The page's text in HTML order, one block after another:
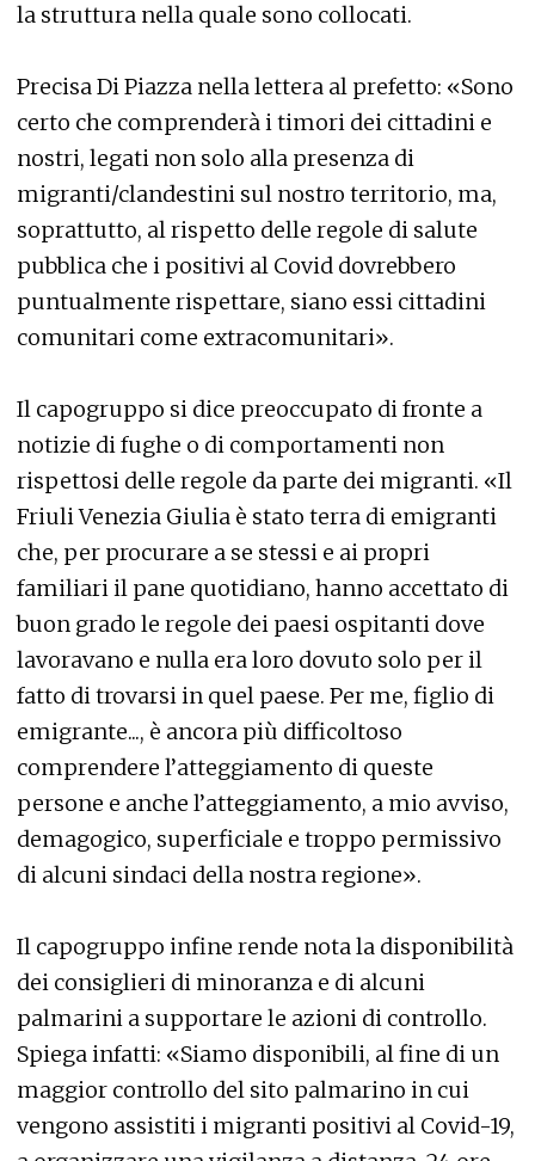
la struttura nella quale sono collocati.
Precisa Di Piazza nella lettera al prefetto: «Sono
certo che comprenderà i timori dei cittadini e
nostri, legati non solo alla presenza di
migranti/clandestini sul nostro territorio, ma,
soprattutto, al rispetto delle regole di salute
pubblica che i positivi al Covid dovrebbero
puntualmente rispettare, siano essi cittadini
comunitari come extracomunitari».
Il capogruppo si dice preoccupato di fronte a
notizie di fughe o di comportamenti non
rispettosi delle regole da parte dei migranti. «Il
Friuli Venezia Giulia è stato terra di emigranti
che, per procurare a se stessi e ai propri
familiari il pane quotidiano, hanno accettato di
buon grado le regole dei paesi ospitanti dove
lavoravano e nulla era loro dovuto solo per il
fatto di trovarsi in quel paese. Per me, figlio di
emigrante..., è ancora più difficoltoso
comprendere l’atteggiamento di queste
persone e anche l’atteggiamento, a mio avviso,
demagogico, superficiale e troppo permissivo
di alcuni sindaci della nostra regione».
Il capogruppo infine rende nota la disponibilità
dei consiglieri di minoranza e di alcuni
palmarini a supportare le azioni di controllo.
Spiega infatti: «Siamo disponibili, al fine di un
maggior controllo del sito palmarino in cui
vengono assistiti i migranti positivi al Covid-19,